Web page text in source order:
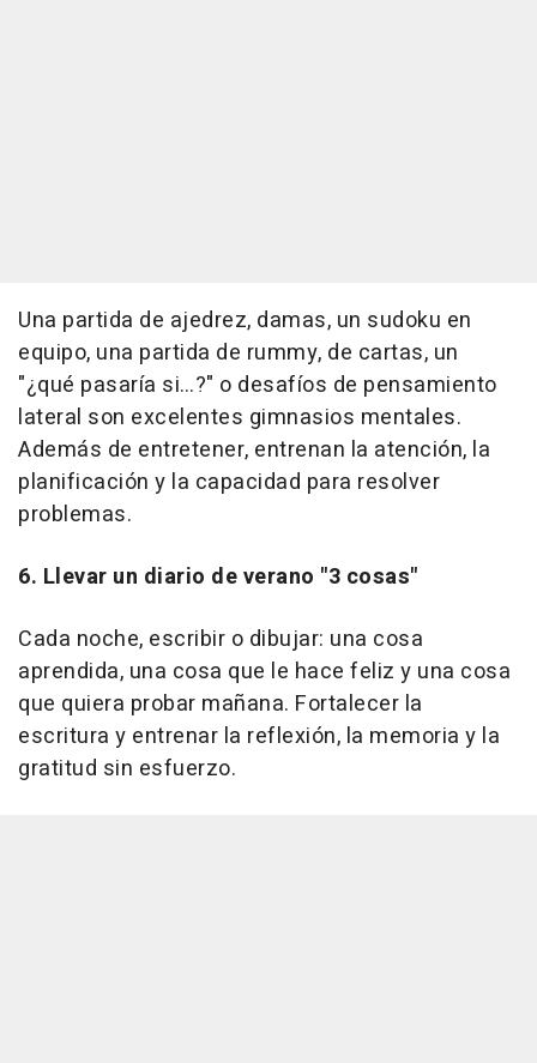
Una partida de ajedrez, damas, un sudoku en
equipo, una partida de rummy, de cartas, un
"¿qué pasaría si…?" o desafíos de pensamiento
lateral son excelentes gimnasios mentales.
Además de entretener, entrenan la atención, la
planificación y la capacidad para resolver
problemas.
6. Llevar un diario de verano "3 cosas"
Cada noche, escribir o dibujar: una cosa
aprendida, una cosa que le hace feliz y una cosa
que quiera probar mañana. Fortalecer la
escritura y entrenar la reflexión, la memoria y la
gratitud sin esfuerzo.